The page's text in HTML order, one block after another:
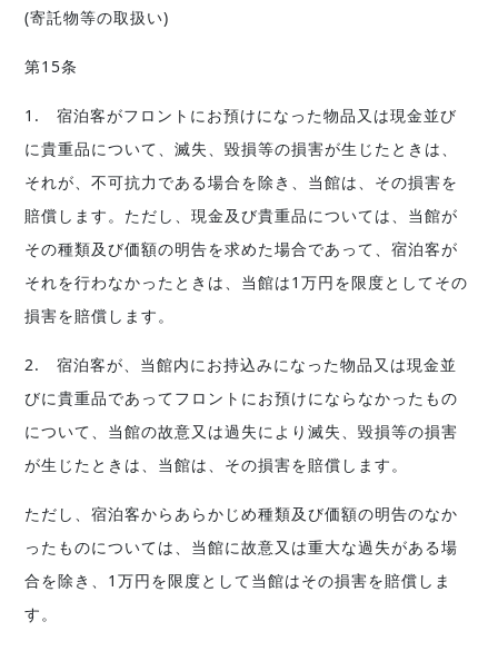
(寄託物等の取扱い)
第15条
1. 宿泊客がフロントにお預けになった物品又は現金並び
に貴重品について、滅失、毀損等の損害が生じたときは、
それが、不可抗力である場合を除き、当館は、その損害を
賠償します。ただし、現金及び貴重品については、当館が
その種類及び価額の明告を求めた場合であって、宿泊客が
それを行わなかったときは、当館は1万円を限度としてその
損害を賠償します。
2. 宿泊客が、当館内にお持込みになった物品又は現金並
びに貴重品であってフロントにお預けにならなかったもの
について、当館の故意又は過失により滅失、毀損等の損害
が生じたときは、当館は、その損害を賠償します。
ただし、宿泊客からあらかじめ種類及び価額の明告のなか
ったものについては、当館に故意又は重大な過失がある場
合を除き、1万円を限度として当館はその損害を賠償しま
す。